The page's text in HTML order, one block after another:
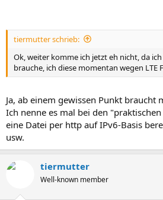
tiermutter schrieb:
Ok, weiter komme ich jetzt eh nicht, da
brauche, ich diese momentan wegen LTE
Ja, ab einem gewissen Punkt braucht
Ich nenne es mal bei den
eine Datei per http auf IPv6-Basis
usw.
tiermutter
Well-known member